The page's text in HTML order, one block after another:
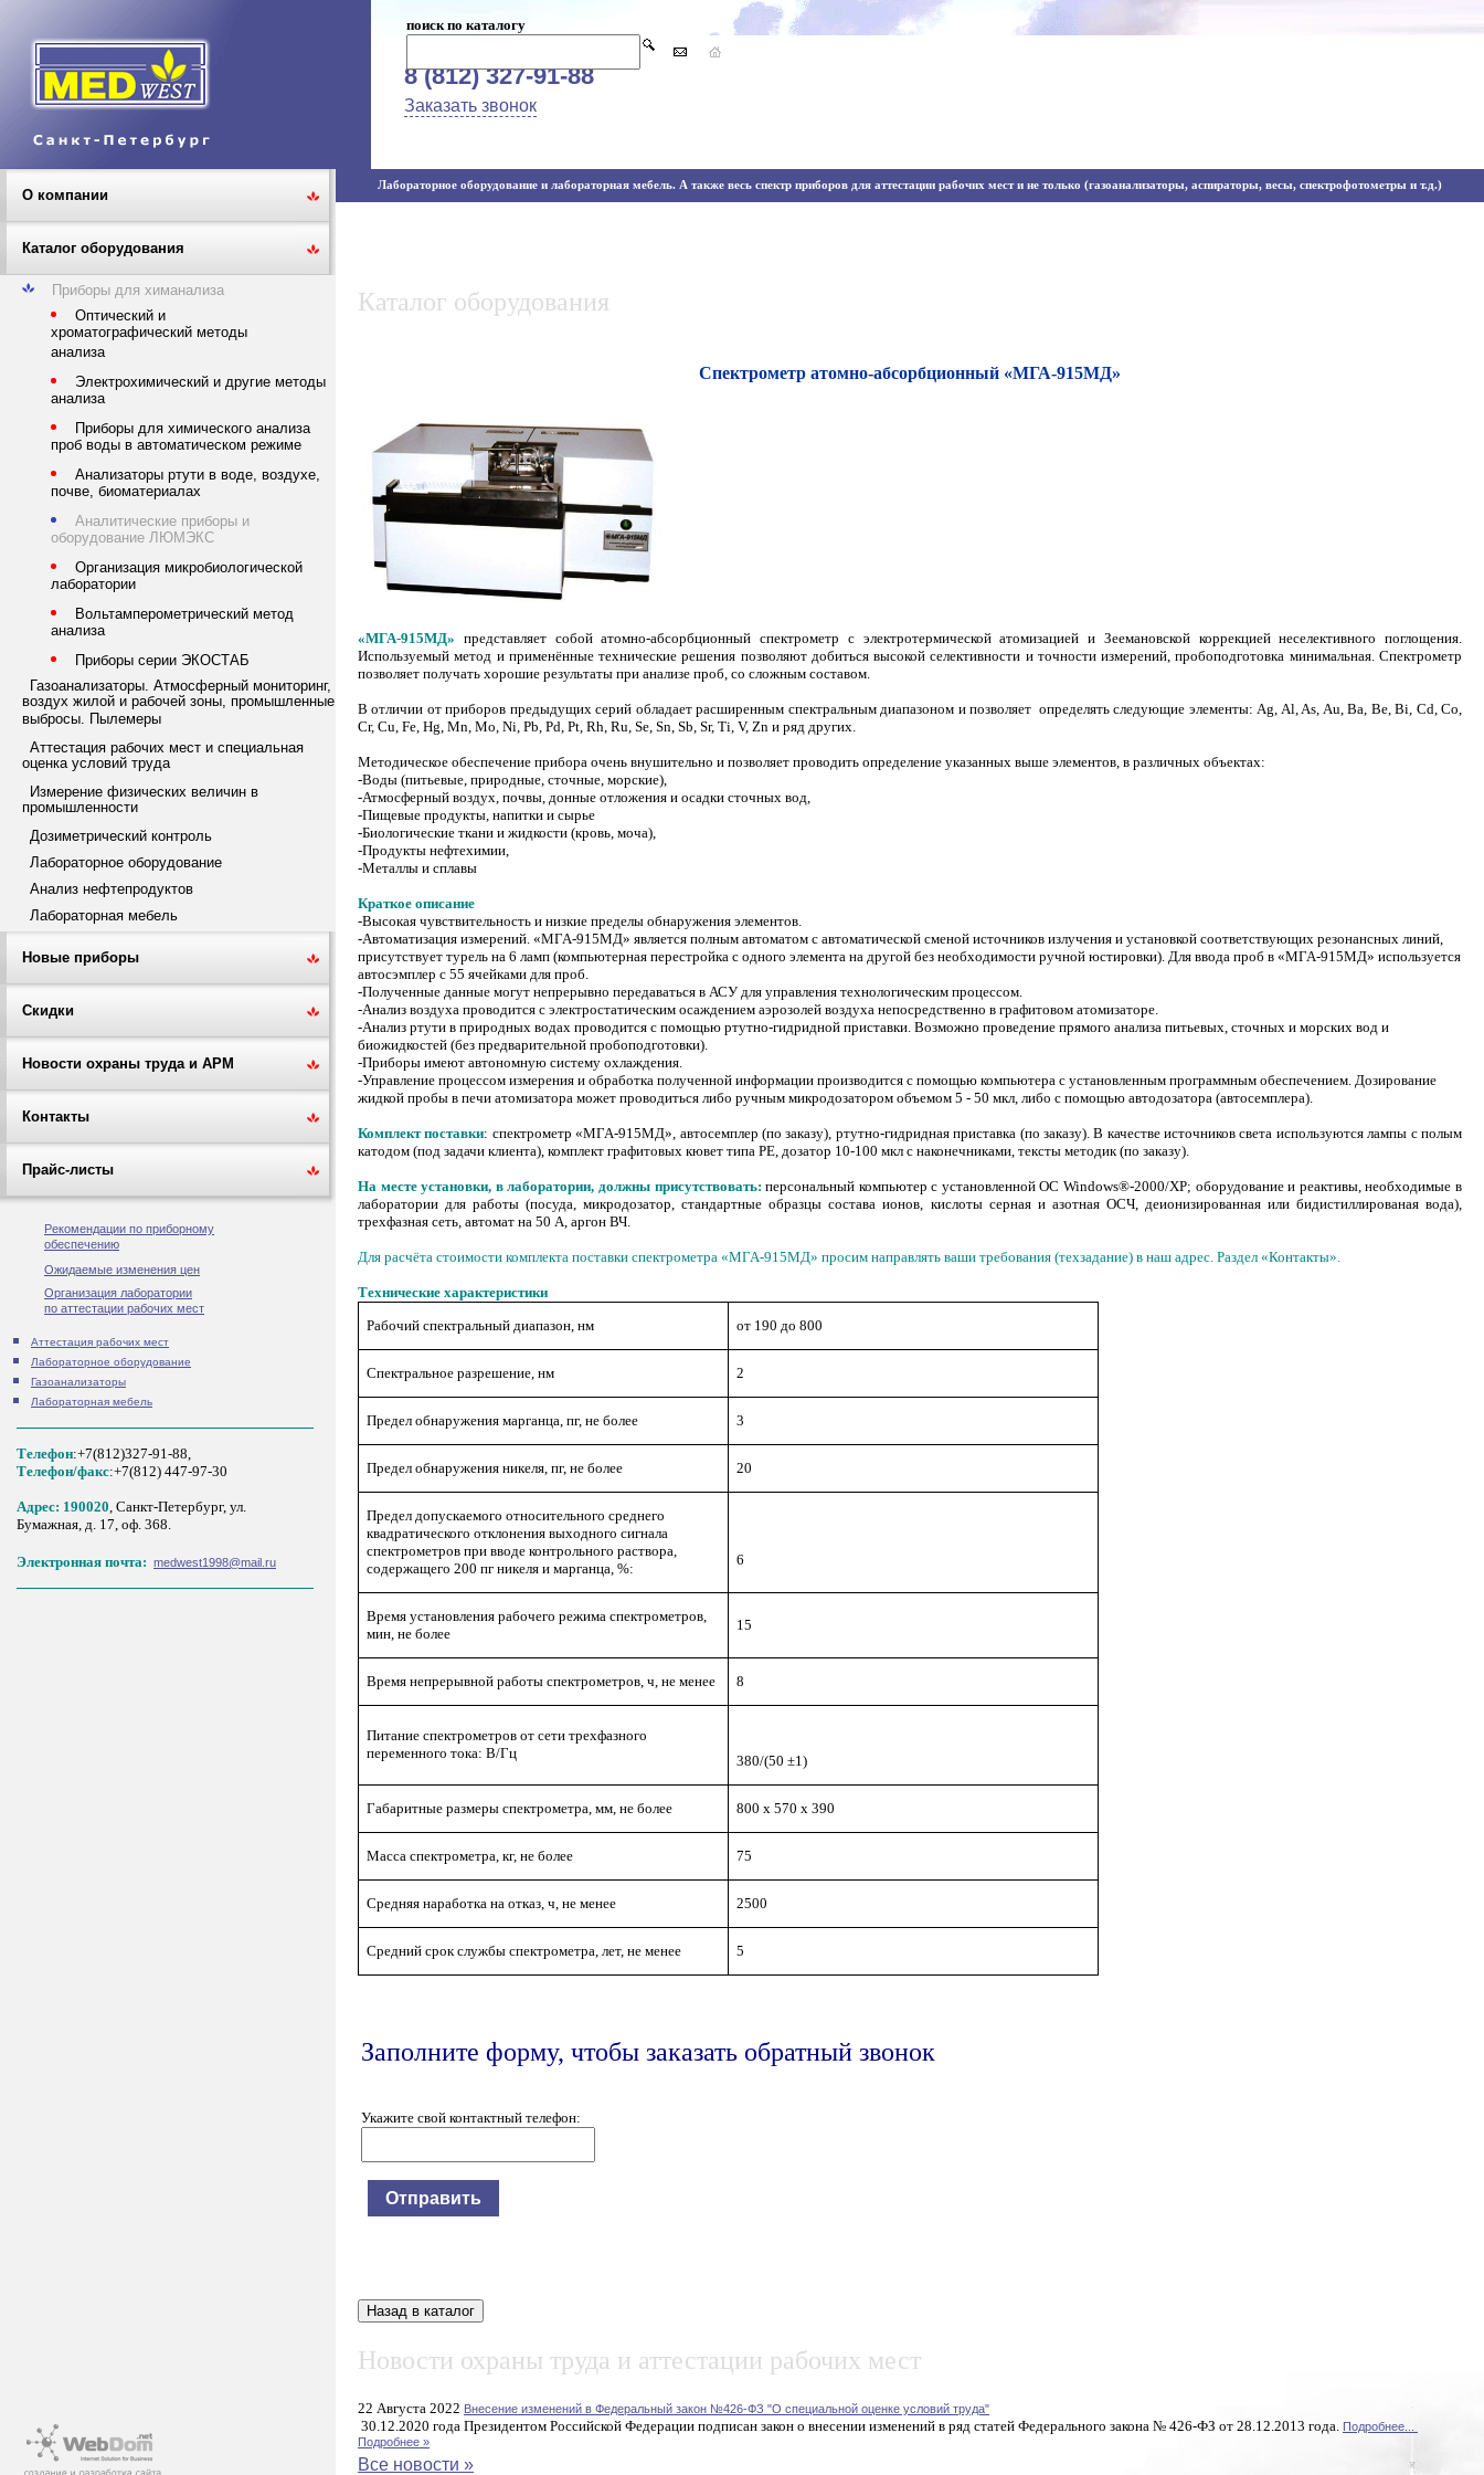
поиск по каталогу
8 (812) 327-91-88
Заказать звонок
О компании
Каталог оборудования
Приборы для химанализа
Оптический и
хроматографический методы
анализа
Электрохимический и другие методы
анализа
Приборы для химического анализа
проб воды в автоматическом режиме
Анализаторы ртути в воде, воздухе,
почве, биоматериалах
Аналитические приборы и
оборудование ЛЮМЭКС
Организация микробиологической
лаборатории
Вольтамперометрический метод
анализа
Приборы серии ЭКОСТАБ
Газоанализаторы. Атмосферный мониторинг,
воздух жилой и рабочей зоны, промышленные
выбросы. Пылемеры
Аттестация рабочих мест и специальная
оценка условий труда
Измерение физических величин в
промышленности
Дозиметрический контроль
Лабораторное оборудование
Анализ нефтепродуктов
Лабораторная мебель
Новые приборы
Скидки
Новости охраны труда и АРМ
Контакты
Прайс-листы
Рекомендации по приборному
обеспечению
Ожидаемые изменения цен
Организация лаборатории
по аттестации рабочих мест
Аттестация рабочих мест
Лабораторное оборудование
Газоанализаторы
Лабораторная мебель
Телефон:+7(812)327-91-88,
Tелефон/факс:+7(812) 447-97-30
Адрес: 190020, Санкт-Петербург, ул.
Бумажная, д. 17, оф. 368.
Электронная почта: medwest1998@mail.ru
Лабораторное оборудование и лабораторная мебель. А также весь спектр приборов для аттестации рабочих мест и не только (газоанализаторы, аспираторы, весы, спектрофотометры и т.д.)
Каталог оборудования
Спектрометр атомно-абсорбционный «МГА-915МД»
«МГА-915МД» представляет собой атомно-абсорбционный спектрометр с электротермической атомизацией и Зеемановской коррекцией неселективного поглощения.
Используемый метод и применённые технические решения позволяют добиться высокой селективности и точности измерений, пробоподготовка минимальная. Спектрометр
позволяет получать хорошие результаты при анализе проб, со сложным составом.
В отличии от приборов предыдущих серий обладает расширенным спектральным диапазоном и позволяет определять следующие элементы: Ag, Al, As, Au, Ba, Be, Bi, Cd, Co,
Cr, Cu, Fe, Hg, Mn, Mo, Ni, Pb, Pd, Pt, Rh, Ru, Se, Sn, Sb, Sr, Ti, V, Zn и ряд других.
Методическое обеспечение прибора очень внушительно и позволяет проводить определение указанных выше элементов, в различных объектах:
-Воды (питьевые, природные, сточные, морские),
-Атмосферный воздух, почвы, донные отложения и осадки сточных вод,
-Пищевые продукты, напитки и сырье
-Биологические ткани и жидкости (кровь, моча),
-Продукты нефтехимии,
-Металлы и сплавы
Краткое описание
-Высокая чувствительность и низкие пределы обнаружения элементов.
-Автоматизация измерений. «МГА-915МД» является полным автоматом с автоматической сменой источников излучения и установкой соответствующих резонансных линий,
присутствует турель на 6 ламп (компьютерная перестройка с одного элемента на другой без необходимости ручной юстировки). Для ввода проб в «МГА-915МД» используется
автосэмплер с 55 ячейками для проб.
-Полученные данные могут непрерывно передаваться в АСУ для управления технологическим процессом.
-Анализ воздуха проводится с электростатическим осаждением аэрозолей воздуха непосредственно в графитовом атомизаторе.
-Анализ ртути в природных водах проводится с помощью ртутно-гидридной приставки. Возможно проведение прямого анализа питьевых, сточных и морских вод и
биожидкостей (без предварительной пробоподготовки).
-Приборы имеют автономную систему охлаждения.
-Управление процессом измерения и обработка полученной информации производится с помощью компьютера с установленным программным обеспечением. Дозирование
жидкой пробы в печи атомизатора может проводиться либо ручным микродозатором объемом 5 - 50 мкл, либо с помощью автодозатора (автосемплера).
Комплект поставки: спектрометр «МГА-915МД», автосемплер (по заказу), ртутно-гидридная приставка (по заказу). В качестве источников света используются лампы с полым
катодом (под задачи клиента), комплект графитовых кювет типа РЕ, дозатор 10-100 мкл с наконечниками, тексты методик (по заказу).
На месте установки, в лаборатории, должны присутствовать: персональный компьютер с установленной ОС Windows®-2000/XP; оборудование и реактивы, необходимые в
лаборатории для работы (посуда, микродозатор, стандартные образцы состава ионов, кислоты серная и азотная ОСЧ, деионизированная или бидистиллированая вода),
трехфазная сеть, автомат на 50 А, аргон ВЧ.
Для расчёта стоимости комплекта поставки спектрометра «МГА-915МД» просим направлять ваши требования (техзадание) в наш адрес. Раздел «Контакты».
Технические характеристики
Рабочий спектральный диапазон, нм
от 190 до 800
Спектральное разрешение, нм 2
Предел обнаружения марганца, пг, не более 3
Предел обнаружения никеля, пг, не более 20
Предел допускаемого относительного среднего
квадратического отклонения выходного сигнала
спектрометров при вводе контрольного раствора,
содержащего 200 пг никеля и марганца, %:
6
Время установления рабочего режима спектрометров,
мин, не более
15
Время непрерывной работы спектрометров, ч, не менее 8
Питание спектрометров от сети трехфазного
переменного тока: В/Гц
380/(50 ±1)
Габаритные размеры спектрометра, мм, не более 800 х 570 х 390
Масса спектрометра, кг, не более 75
Средняя наработка на отказ, ч, не менее 2500
Средний срок службы спектрометра, лет, не менее 5
Заполните форму, чтобы заказать обратный звонок
Укажите свой контактный телефон:
Новости охраны труда и аттестации рабочих мест
22 Августа 2022 Внесение изменений в Федеральный закон №426-ФЗ "О специальной оценке условий труда"
30.12.2020 года Президентом Российской Федерации подписан закон о внесении изменений в ряд статей Федерального закона № 426-ФЗ от 28.12.2013 года.
Подробнее...
Подробнее »
Все новости »